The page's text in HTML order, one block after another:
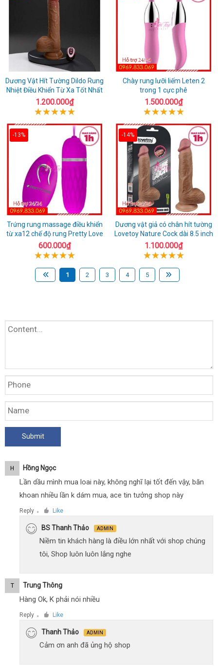
Dương Vật Hít Tường Dildo Rung
Nhiệt Điều Khiển Từ Xa Tốt Nhất
1.200.000₫
Chày rung lưỡi liếm Leten 2
trong 1 cực phê
1.500.000₫
-13%
Trứng rung massage điều khiển
từ xa12 chế độ rung Pretty Love
600.000₫
-14%
Dương vật giả có chân hít tường
Lovetoy Nature Cock dài 8.5 inch
1.100.000₫
1 2 3 4 5
H Hồng Ngọc
Lần dầu mình mua loai này, không nghĩ lại tốt đến vậy, băn
khoan nhiều lần k dám mua, ace tin tưởng shop này
Reply ● Like
BS Thanh Thảo ADMIN
Niềm tin khách hàng là điều lớn nhất với shop chúng
tôi, Shop luôn luôn lắng nghe
T Trung Thông
Hàng Ok, K phải nói nhiều
Reply ● Like
Thanh Thảo ADMIN
Cảm ơn anh đã ủng hộ shop